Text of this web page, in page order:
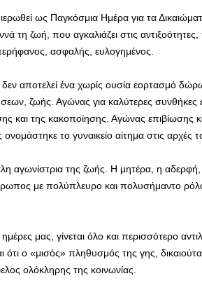
ως Παγκόσμια Ημέρα για τα
τη ζωή, που αγκαλιάζει στις
ασφαλής, ευλογημένος.
αποτελεί ένα χωρίς ουσία εορτασμό
ζωής. Αγώνας για καλύτερες συνθήκες
και της κακοποίησης. Αγώνας
το γυναικείο αίτημα στις αρχές
αγωνίστρια της ζωής. Η μητέρα, η
με πολύπλευρο και πολυσήμαντο
μας, γίνεται όλο και περισσότερο
ότι ο «μισός» πληθυσμός της γης,
ολόκληρης της κοινωνίας.